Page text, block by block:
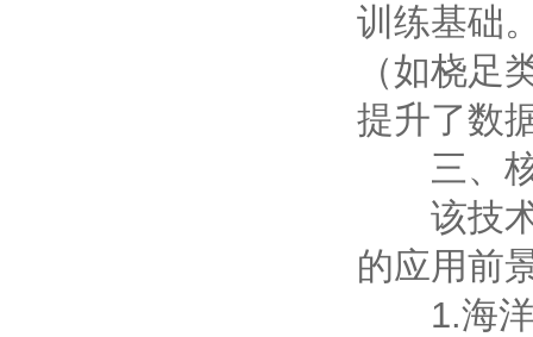
训练基础
（如桡
提升了数
三、核
该技术
的应用前
1.海洋